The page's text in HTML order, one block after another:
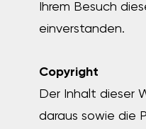
Ihrem Besuch
einverstanden.
Copyright
Der Inhalt dieser
daraus sowie die